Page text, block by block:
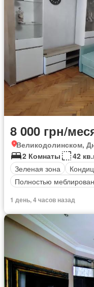
8 000 грн/
Великодолинском,
2 Комнаты
42
Зеленая зона
Полностью
1 день, 4 часов назад